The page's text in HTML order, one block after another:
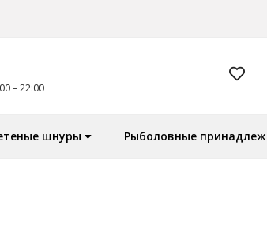
– 22:00
шнуры Рыболовные